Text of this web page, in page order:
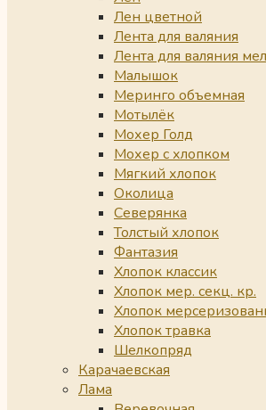
Лен цветной
Лента для валяния
Лента для валяния
Малышок
Меринго объемная
Мотылёк
Мохер Голд
Мохер с хлопком
Мягкий хлопок
Околица
Северянка
Толстый хлопок
Фантазия
Хлопок классик
Хлопок мер. секц. кр.
Хлопок
Хлопок травка
Шелкопряд
Карачаевская
Лама